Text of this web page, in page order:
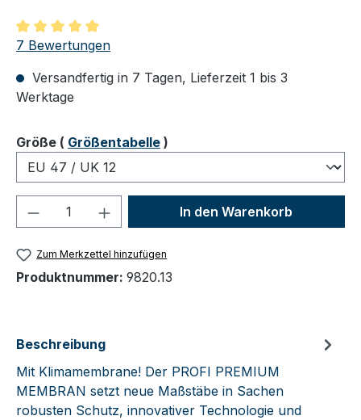
Durchschnittliche Bewertung von 5 von 5 Sternen
7 Bewertungen
Versandfertig in 7 Tagen, Lieferzeit 1 bis 3
Werktage
Größeauswählen
( Größentabelle )
Produkt Anzahl: Gib denIn den Warenkorb
Zum Merkzettel hinzufügen
Produktnummer: 9820.13
Beschreibung
Mit Klimamembrane! Der PROFI PREMIUM
MEMBRAN setzt neue Maßstäbe in Sachen
robusten Schutz, innovativer Technologie und